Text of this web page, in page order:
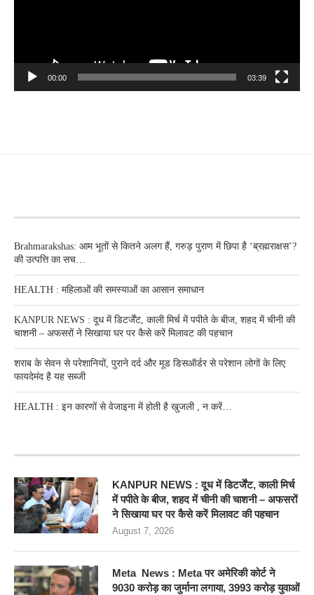
00:00 03:39
Brahmarakshas: आम भूतों से कितने अलग हैं, गरुड़ पुराण में छिपा है ‘ब्रह्मराक्षस’?
की उत्पत्ति का सच…
HEALTH : महिलाओं की समस्‍याओं का आसान समाधान
KANPUR NEWS : दूध में डिटर्जेंट, काली मिर्च में पपीते के बीज, शहद में चीनी की
चाशनी – अफसरों ने सिखाया घर पर कैसे करें मिलावट की पहचान
शराब के सेवन से परेशानियों, पुराने दर्द और मूड डिसऑर्डर से परेशान लोगों के लिए
फायदेमंद है यह सब्जी
HEALTH : इन कारणों से वेजाइना में होती है खुजली , न करें…
KANPUR NEWS : दूध में डिटर्जेंट, काली मिर्च
में पपीते के बीज, शहद में चीनी की चाशनी – अफसरों
ने सिखाया घर पर कैसे करें मिलावट की पहचान
August 7, 2026
Meta News : Meta पर अमेरिकी कोर्ट ने
9030 करोड़ का जुर्माना लगाया, 3993 करोड़ युवाओं